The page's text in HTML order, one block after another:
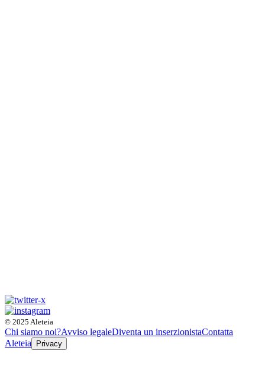
© 2025 Aleteia
Chi siamo noi?Avviso legaleDiventa un inserzionistaContatta
Aleteia
Privacy